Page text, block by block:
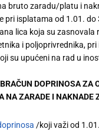
bruto zaradu/platu i
pri isplatama od 1.01.
lica koja su
i poljoprivrednika,
su upućeni na rad u
DOPRINOSA
ZARADE I
/koji važi od